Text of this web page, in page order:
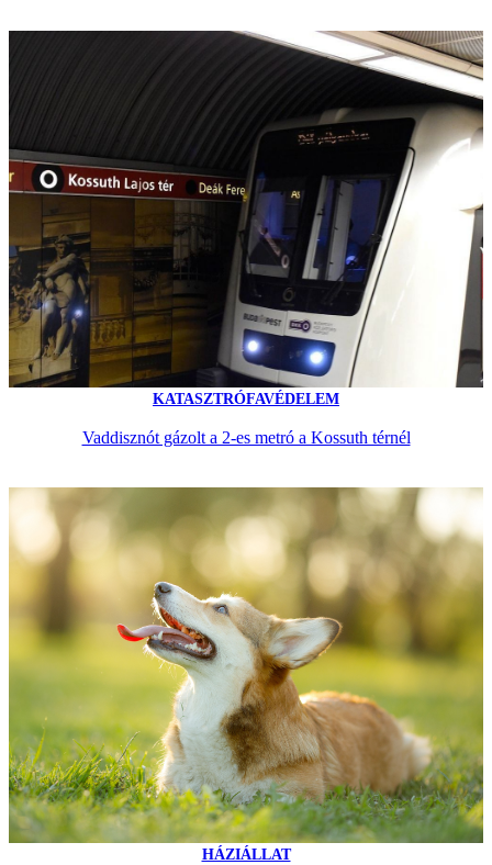
KATASZTRÓFAVÉDELEM
Vaddisznót gázolt a 2-es metró a Kossuth térnél
HÁZIÁLLAT